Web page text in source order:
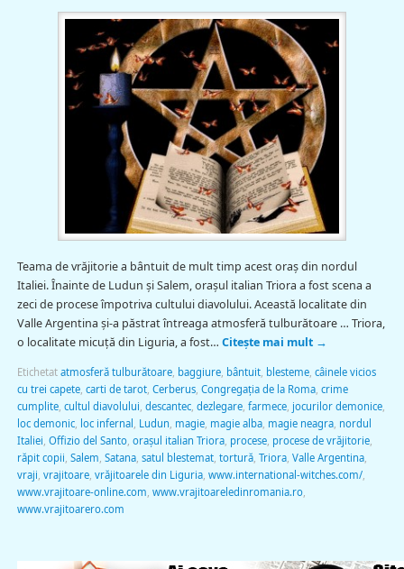
Teama de vrăjitorie a bântuit de mult timp acest oraş din nordul
Italiei. Înainte de Ludun şi Salem, oraşul italian Triora a fost scena a
zeci de procese împotriva cultului diavolului. Această localitate din
Valle Argentina şi-a păstrat întreaga atmosferă tulburătoare … Triora,
o localitate micuţă din Liguria, a fost… Citește mai mult →
Etichetat atmosferă tulburătoare, baggiure, bântuit, blesteme, câinele vicios
cu trei capete, carti de tarot, Cerberus, Congregaţia de la Roma, crime
cumplite, cultul diavolului descantec, dezlegare, farmece, jocurilor demonice,
loc demonic, loc infernal Ludun magie, magie alba, magie neagra, nordul
Italiei Offizio del Santo, oraşul italian Triora, procese, procese de vrăjitorie,
răpit copii Salem Satana, satul blestemat, tortură, Triora, Valle Argentina,
vraji vrajitoare, vrăjitoarele din Liguria, www.international-witches.com/,
www.vrajitoare-online.com www.vrajitoareledinromania.ro,
www.vrajitoarero.com